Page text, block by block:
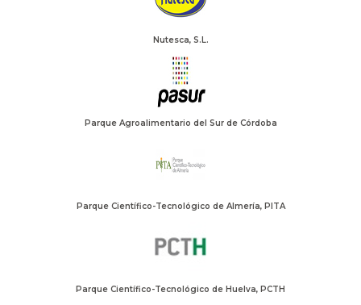
Nutesca, S.L.
Parque Agroalimentario del Sur de Córdoba
Parque Científico-Tecnológico de Almería, PITA
Parque Científico-Tecnológico de Huelva, PCTH